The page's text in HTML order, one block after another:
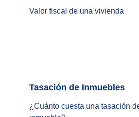
¿Cuánto cuesta una tasación
Valor fiscal de una vivienda